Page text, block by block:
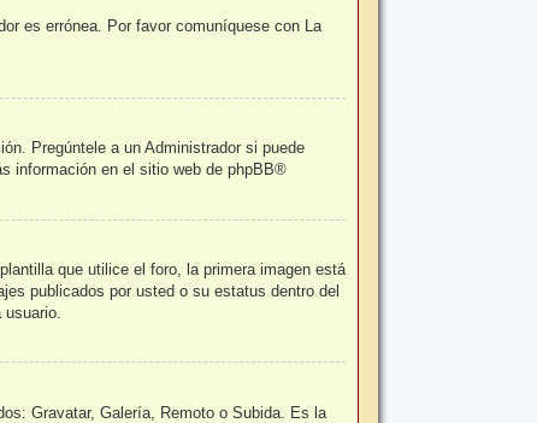
es errónea. Por favor comuníquese con La
Pregúntele a un Administrador si puede
información en el sitio web de phpBB®
que utilice el foro, la primera imagen está
publicados por usted o su estatus dentro del
Gravatar, Galería, Remoto o Subida. Es la